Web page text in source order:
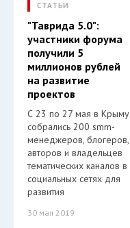
СТАТЬИ
"Таврида 5.0":
участники форума
получили 5
миллионов рублей
на развитие
проектов
С 23 по 27 мая в Крыму
собрались 200 smm-
менеджеров, блогеров,
авторов и владельцев
тематических каналов в
социальных сетях для
развития
30 мая 2019